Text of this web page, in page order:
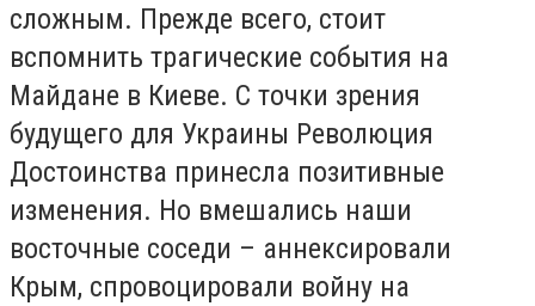
сложным. Прежде всего, стоит
вспомнить трагические события на
Майдане в Киеве. С точки зрения
будущего для Украины Революция
Достоинства принесла позитивные
изменения. Но вмешались наши
восточные соседи – аннексировали
Крым, спровоцировали войну на